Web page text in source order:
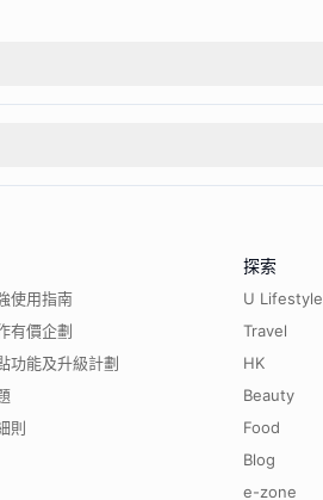
使用指南
有價企劃
功能及升級計劃
則
探索
U Lifestyle
Travel
HK
Beauty
Food
Blog
e-zone